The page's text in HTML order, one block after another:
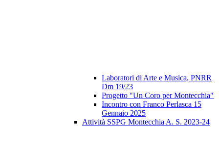
Laboratori di Arte e Musica, PNRR
Dm 19/23
Progetto "Un Coro per Montecchia"
Incontro con Franco Perlasca 15
Gennaio 2025
Attività SSPG Montecchia A. S. 2023-24